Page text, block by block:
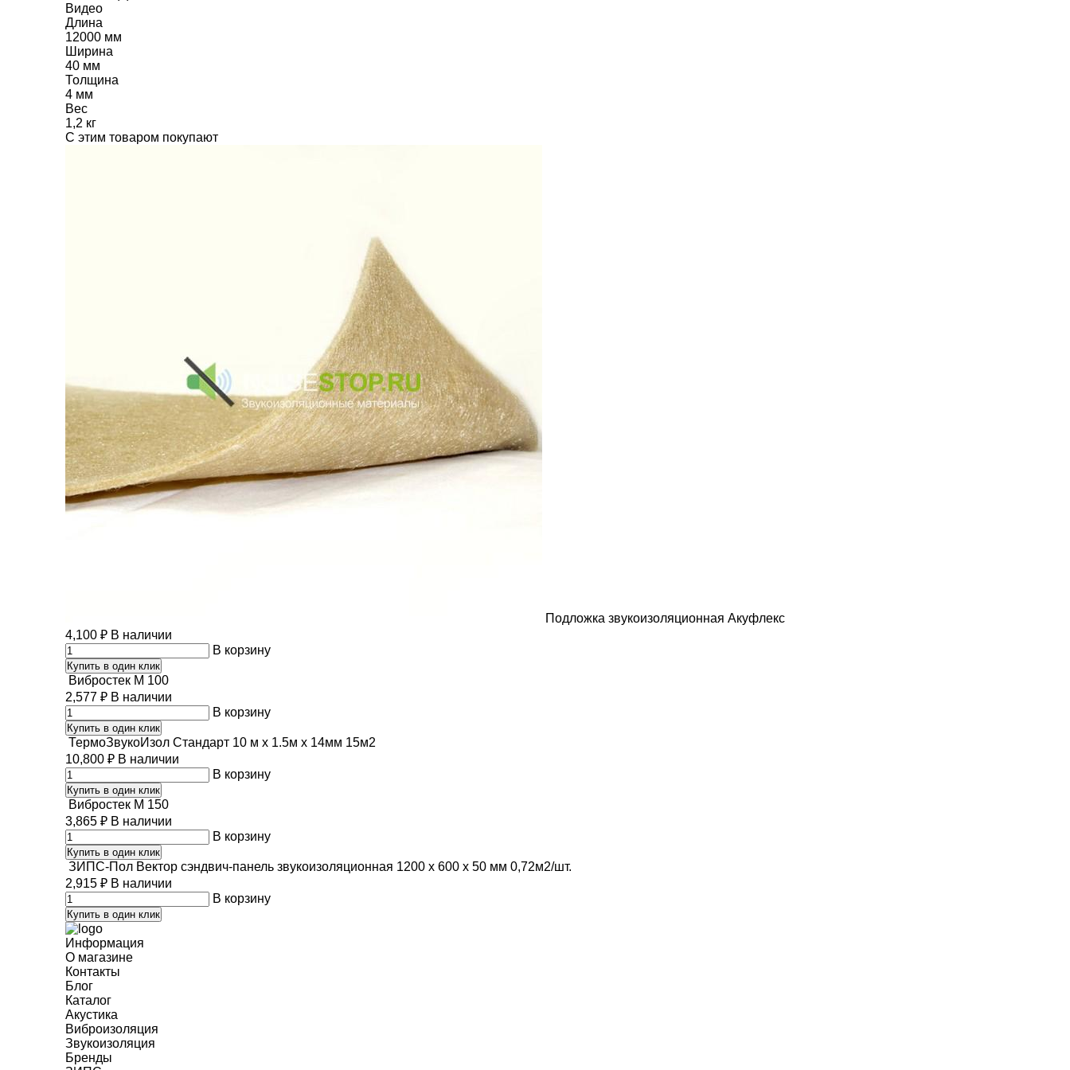
Видео
Длина
12000 мм
Ширина
40 мм
Толщина
4 мм
Вес
1,2 кг
C этим товаром покупают
Подложка звукоизоляционная Акуфлекс
4,100 ₽ В наличии
В корзину
Купить в один клик
Вибростек М 100
2,577 ₽ В наличии
В корзину
Купить в один клик
ТермоЗвукоИзол Стандарт 10 м х 1.5м х 14мм 15м2
10,800 ₽ В наличии
В корзину
Купить в один клик
Вибростек М 150
3,865 ₽ В наличии
В корзину
Купить в один клик
ЗИПС-Пол Вектор сэндвич-панель звукоизоляционная 1200 х 600 х 50 мм 0,72м2/шт.
2,915 ₽ В наличии
В корзину
Купить в один клик
Информация
О магазине
Контакты
Блог
Каталог
Акустика
Виброизоляция
Звукоизоляция
Бренды